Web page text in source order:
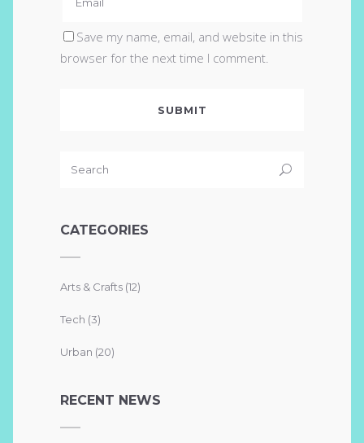
Save my name, email, and website in this
browser for the next time I comment.
CATEGORIES
Arts & Crafts (12)
Tech (3)
Urban (20)
RECENT NEWS